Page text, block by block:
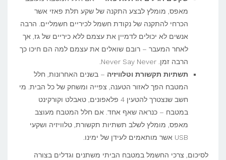
מאפס, מומלץ לבצע התקנה של שקע תלת פאזי אשר
הכרחי להתקנה של נקודת חשמל לכיריים חשמליים. הרבה
אנשים לא יכולים לדמיין את עצמם ללא כיריים של גז, אך
לאחר המעבר – רובם שואלים את עצמם למה הם חיכו כך
הרבה זמן. Never Say Never.
תשתיות תקשורת וטלוויזיה – בשנים האחרונות, חלל
המטבח הפך לאזור הטענה, צפייה ומשחק של כל הבית. מי
חשב שנצטרך להטעין 4 פלאפונים, טאבלט וקורקינט
במטבח – כנראה שאף אחד. אם חלל המטבח מעוצב
מאפס, מומלץ לשלב תשתיות תקשורת, טלוויזיה ושקעי
USB אשר מותאמים לעידן של ימינו.
לסיכום, צרכי החשמל במטבח הביתי משתנים וגדלים בצורה